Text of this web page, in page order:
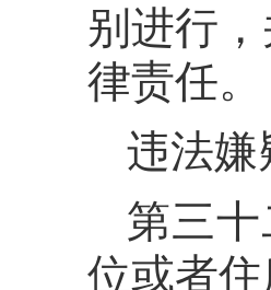
别进行
律责任。
违法嫌
第三
位或者